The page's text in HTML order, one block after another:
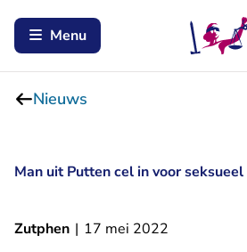
Menu
Nieuws
Man uit Putten cel in voor
Zutphen | 17 mei 2022